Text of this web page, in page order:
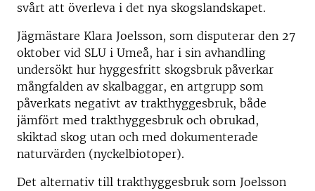
svårt att överleva i det nya skogslandskapet.
Jägmästare Klara Joelsson, som disputerar den 27
oktober vid SLU i Umeå, har i sin avhandling
undersökt hur hyggesfritt skogsbruk påverkar
mångfalden av skalbaggar, en artgrupp som
påverkats negativt av trakthyggesbruk, både
jämfört med trakthyggesbruk och obrukad,
skiktad skog utan och med dokumenterade
naturvärden (nyckelbiotoper).
Det alternativ till trakthyggesbruk som Joelsson